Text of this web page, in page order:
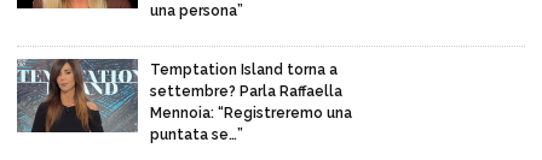
una persona”
Temptation Island torna a
settembre? Parla Raffaella
Mennoia: “Registreremo una
puntata se…”